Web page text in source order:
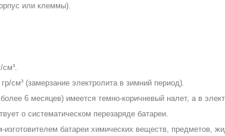
или клеммы).
см³ (замерзание электролита в зимний период).
6 месяцев) имеется темно-коричневый налет, а в
о систематическом перезаряде батареи.
батареи химических веществ, предметов,